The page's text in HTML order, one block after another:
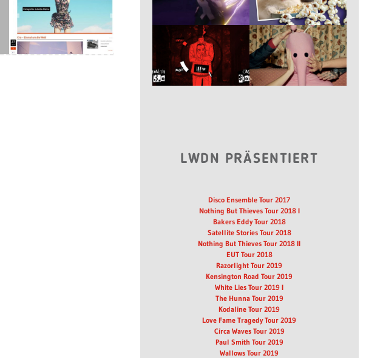
LWDN PRÄSENTIERT
Disco Ensemble Tour 2017
Nothing But Thieves Tour 2018 I
Bakers Eddy Tour 2018
Satellite Stories Tour 2018
Nothing But Thieves Tour 2018 II
EUT Tour 2018
Razorlight Tour 2019
Kensington Road Tour 2019
White Lies Tour 2019 I
The Hunna Tour 2019
Kodaline Tour 2019
Love Fame Tragedy Tour 2019
Circa Waves Tour 2019
Paul Smith Tour 2019
Wallows Tour 2019